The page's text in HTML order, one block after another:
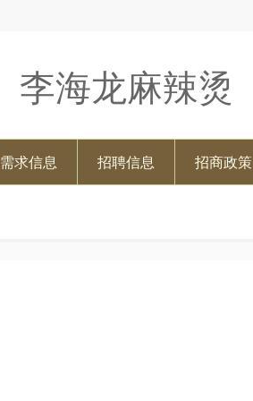
李海龙麻辣烫
需求信息 招聘信息 招商政策